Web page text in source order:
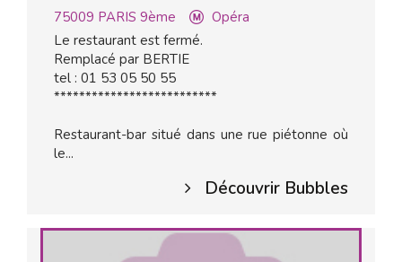
75009 PARIS 9ème
Opéra
Le restaurant est fermé.
Remplacé par BERTIE
tel : 01 53 05 50 55
**************************
Restaurant-bar situé dans une rue piétonne où
le...
Découvrir Bubbles